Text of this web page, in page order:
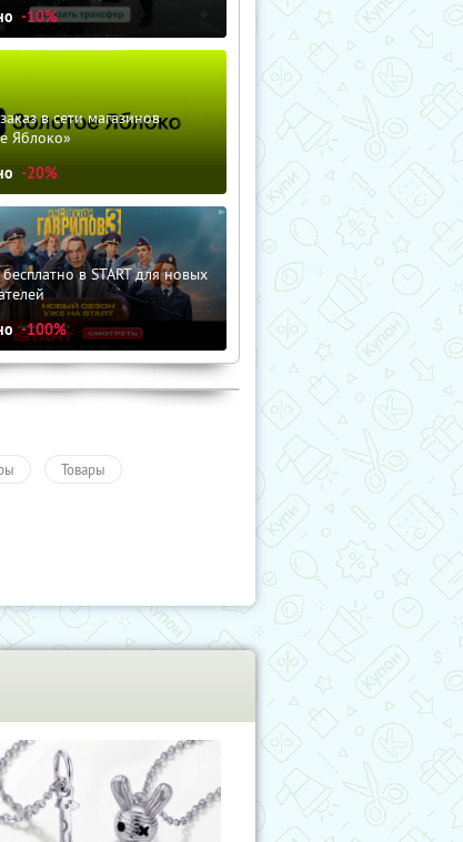
-10%
в сети магазинов
Яблоко»
-20%
в START для новых
-100%
Товары